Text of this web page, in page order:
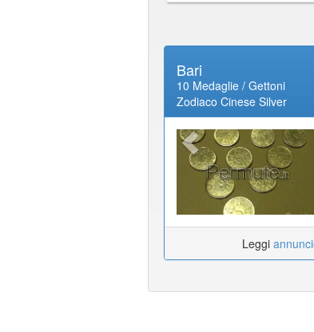
Bari
10 Medaglie / Gettoni
Zodiaco Cinese Silver
Plated
Leggi